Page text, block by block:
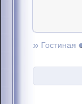
» Гостиная